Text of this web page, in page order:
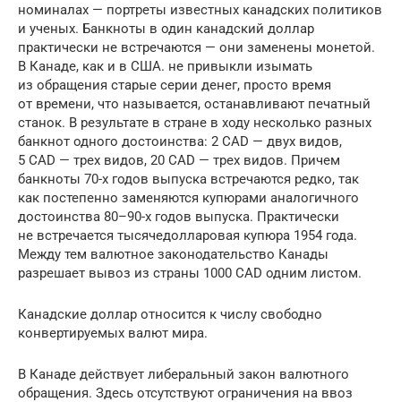
номиналах — портреты известных канадских политиков
и ученых. Банкноты в один канадский доллар
практически не встречаются — они заменены монетой.
В Канаде, как и в США. не привыкли изымать
из обращения старые серии денег, просто время
от времени, что называется, останавливают печатный
станок. В результате в стране в ходу несколько разных
банкнот одного достоинства: 2 CAD — двух видов,
5 CAD — трех видов, 20 CAD — трех видов. Причем
банкноты 70-х годов выпуска встречаются редко, так
как постепенно заменяются купюрами аналогичного
достоинства 80–90-х годов выпуска. Практически
не встречается тысячедолларовая купюра 1954 года.
Между тем валютное законодательство Канады
разрешает вывоз из страны 1000 CAD одним листом.
Канадские доллар относится к числу свободно
конвертируемых валют мира.
В Канаде действует либеральный закон валютного
обращения. Здесь отсутствуют ограничения на ввоз